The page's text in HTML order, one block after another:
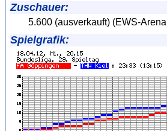
Zuschauer:
5.600 (ausverkauft) (EWS-
Spielgrafik: